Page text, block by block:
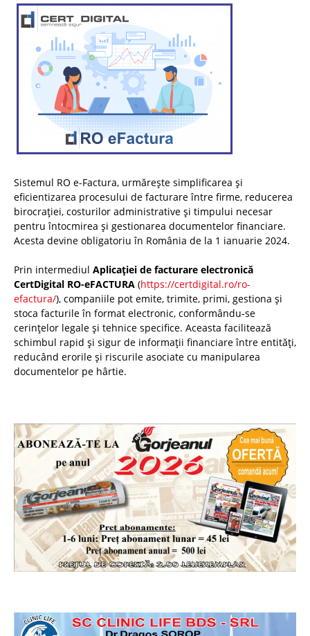
Sistemul RO e-Factura, urmărește simplificarea și
eficientizarea procesului de facturare între firme, reducerea
birocrației, costurilor administrative și timpului necesar
pentru întocmirea și gestionarea documentelor financiare.
Acesta devine obligatoriu în România de la 1 ianuarie 2024.
Prin intermediul Aplicației de facturare electronică
CertDigital RO-eFACTURA (https://certdigital.ro/ro-
efactura/), companiile pot emite, trimite, primi, gestiona și
stoca facturile în format electronic, conformându-se
cerințelor legale și tehnice specifice. Aceasta facilitează
schimbul rapid și sigur de informații financiare între entități,
reducând erorile și riscurile asociate cu manipularea
documentelor pe hârtie.